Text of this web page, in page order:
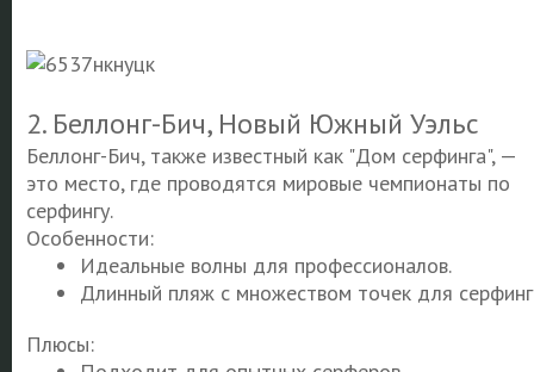
2. Беллонг-Бич, Новый Южный Уэльс
Беллонг-Бич, также известный как "Дом серфинга", —
это место, где проводятся мировые чемпионаты по
серфингу.
Особенности:
Идеальные волны для профессионалов.
Длинный пляж с множеством точек для
Плюсы: